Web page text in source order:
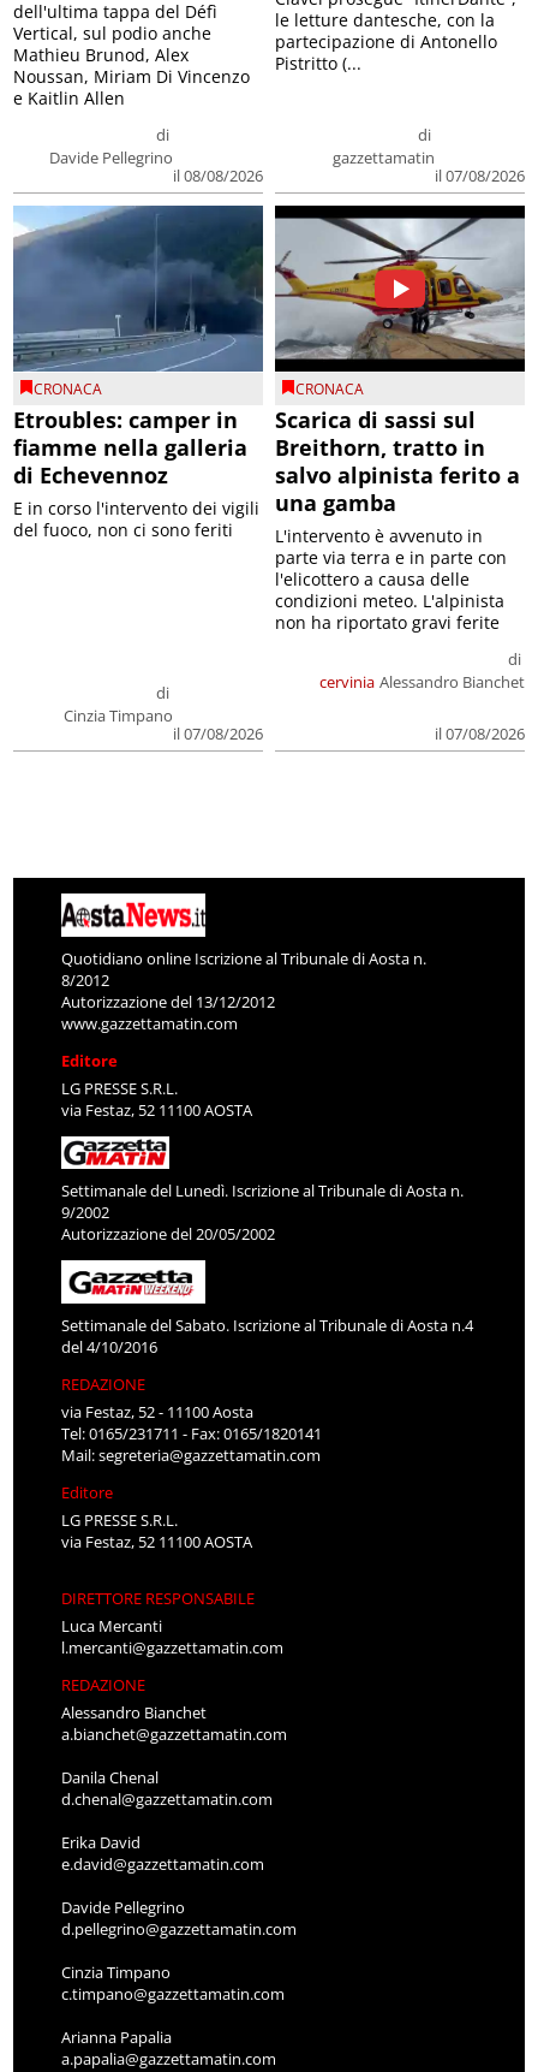
di
Davide Pellegrino
il 08/08/2026
dell'ultima tappa del Défì
Vertical, sul podio anche
Mathieu Brunod, Alex
Noussan, Miriam Di Vincenzo
e Kaitlin Allen
di
gazzettamatin
il 07/08/2026
le letture dantesche, con la
partecipazione di Antonello
Pistritto (...
CRONACA
Etroubles: camper in
fiamme nella galleria
di Echevennoz
di
Cinzia Timpano
il 07/08/2026
E in corso l'intervento dei vigili
del fuoco, non ci sono feriti
CRONACA
Scarica di sassi sul
Breithorn, tratto in
salvo alpinista ferito a
una gamba
cervinia
di
Alessandro Bianchet
il 07/08/2026
L'intervento è avvenuto in
parte via terra e in parte con
l'elicottero a causa delle
condizioni meteo. L'alpinista
non ha riportato gravi ferite
Quotidiano online Iscrizione al Tribunale di Aosta n.
8/2012
Autorizzazione del 13/12/2012
www.gazzettamatin.com
Editore
LG PRESSE S.R.L.
via Festaz, 52 11100 AOSTA
Settimanale del Lunedì. Iscrizione al Tribunale di Aosta n.
9/2002
Autorizzazione del 20/05/2002
Settimanale del Sabato. Iscrizione al Tribunale di Aosta n.4
del 4/10/2016
REDAZIONE
via Festaz, 52 - 11100 Aosta
Tel: 0165/231711 - Fax: 0165/1820141
Mail:segreteria@gazzettamatin.com
Editore
LG PRESSE S.R.L.
via Festaz, 52 11100 AOSTA
DIRETTORE RESPONSABILE
Luca Mercanti
l.mercanti@gazzettamatin.com
REDAZIONE
Alessandro Bianchet
a.bianchet@gazzettamatin.com
Danila Chenal
d.chenal@gazzettamatin.com
Erika David
e.david@gazzettamatin.com
Davide Pellegrino
d.pellegrino@gazzettamatin.com
Cinzia Timpano
c.timpano@gazzettamatin.com
Arianna Papalia
a.papalia@gazzettamatin.com